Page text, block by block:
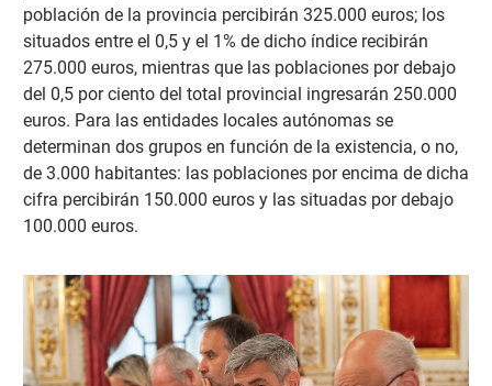
población de la provincia percibirán 325.000 euros; los
situados entre el 0,5 y el 1% de dicho índice recibirán
275.000 euros, mientras que las poblaciones por debajo
del 0,5 por ciento del total provincial ingresarán 250.000
euros. Para las entidades locales autónomas se
determinan dos grupos en función de la existencia, o no,
de 3.000 habitantes: las poblaciones por encima de dicha
cifra percibirán 150.000 euros y las situadas por debajo
100.000 euros.